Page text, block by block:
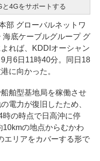
と4Gをサポートする
部 グローバルネットワ
底ケーブルグループ グ
れば、KDDIオーシャン
月6日11時40分。同日18
に向かった。
舶型基地局を稼働させ
電力が復旧したため、
の時点で日高沖に停
の地点からむかわ
エリアをカバーする形で